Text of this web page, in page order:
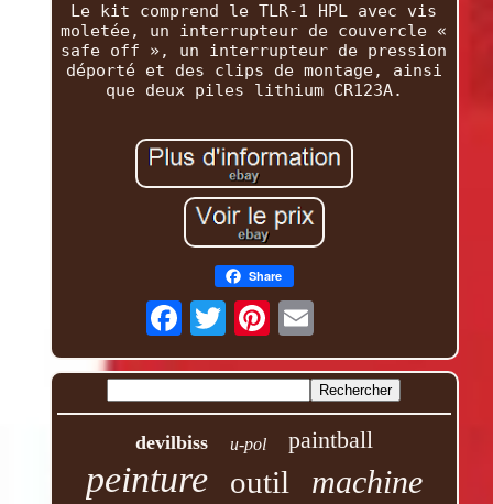
Le kit comprend le TLR-1 HPL avec vis
moletée, un interrupteur de couvercle «
safe off », un interrupteur de pression
déporté et des clips de montage, ainsi
que deux piles lithium CR123A.
Share
devilbiss u-pol paintball
peinture outil machine